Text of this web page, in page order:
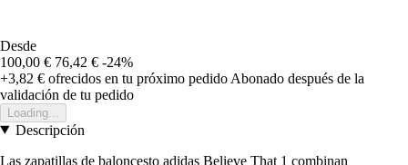
Desde
100,00 € 76,42 € -24%
+3,82 € ofrecidos en tu próximo pedido Abonado después de la
validación de tu pedido
Loading...
Descripción
Las zapatillas de baloncesto adidas Believe That 1 combinan